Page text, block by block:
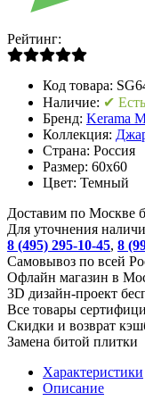
Рейтинг:
Код товара:
Наличие: ✔
Бренд: Kerama
Коллекция:
Страна: Россия
Размер: 60x60
Цвет: Темный
Доставим по Москве
Для уточнения
8 (495) 295-10-45, 8
Cамовывоз по всей
Офлайн магазин в
3D дизайн-проект
Все товары
Скидки и возврат
Замена битой плитки
Характеристики
Описание